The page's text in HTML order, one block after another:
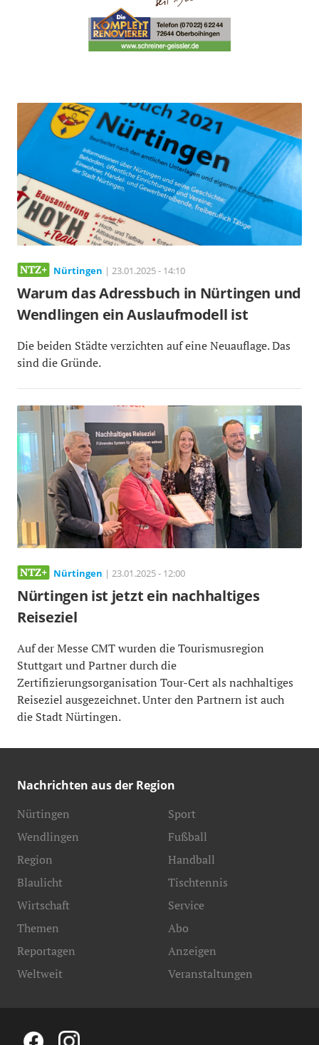
Nürtingen | 23.01.2025 - 14:10
Warum das Adressbuch in Nürtingen und
Wendlingen ein Auslaufmodell ist
Die beiden Städte verzichten auf eine Neuauflage. Das
sind die Gründe.
Nürtingen | 23.01.2025 - 12:00
Nürtingen ist jetzt ein nachhaltiges
Reiseziel
Auf der Messe CMT wurden die Tourismusregion
Stuttgart und Partner durch die
Zertifizierungsorganisation Tour-Cert als nachhaltiges
Reiseziel ausgezeichnet. Unter den Partnern ist auch
die Stadt Nürtingen.
Nachrichten aus der Region
Nürtingen
Wendlingen
Region
Blaulicht
Sport
Fußball
Handball
Tischtennis
Wirtschaft
Themen
Reportagen
Weltweit
Service
Abo
Anzeigen
Veranstaltungen